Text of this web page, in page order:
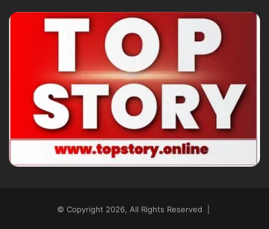
© Copyright 2026, All Rights Reserved |